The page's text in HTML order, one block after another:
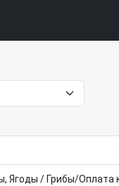
/ Грибы/Оплата